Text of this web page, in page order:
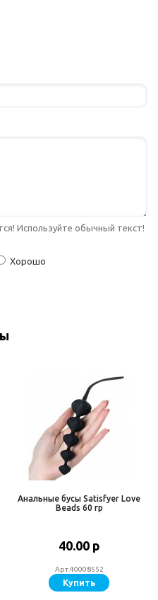
Используйте обычный текст!
Хорошо
Анальные бусы Satisfyer Love
Beads 60 гр
40.00 р
Арт.40008552
Купить